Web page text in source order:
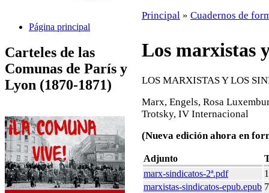
Página principal
Carteles de las
Comunas de París y
Lyon (1870-1871)
Principal » Cuadernos de
Los marxistas
LOS MARXISTAS Y LOS
Marx, Engels, Rosa
Trotsky, IV Internacional
(Nueva edición ahora en
Adjunto
marx-sindicatos-2ª.pdf
marxistas-sindicatos-epub.epub